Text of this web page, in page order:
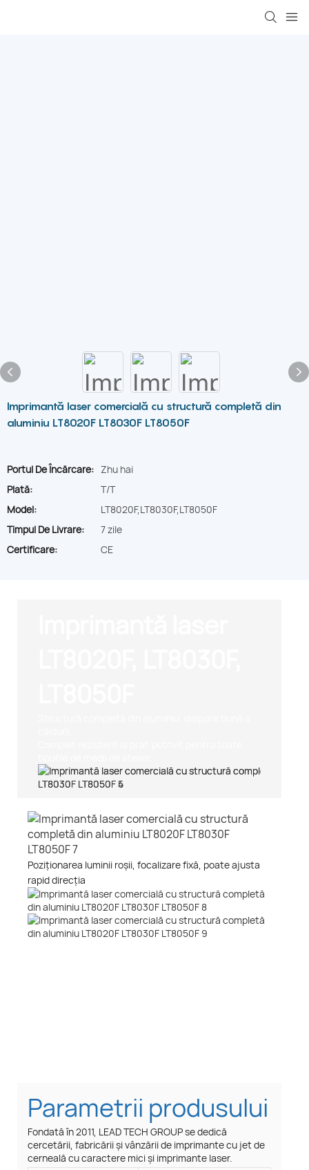
Imprimantă laser comercială cu structură completă din
aluminiu LT8020F LT8030F LT8050F
Portul De Încărcare: Zhu hai
Plată:
T/T
Model:
LT8020F,LT8030F,LT8050F
Timpul De Livrare:
7 zile
Certificare:
CE
Poziționarea luminii roșii, focalizare fixă, poate ajusta
rapid direcția
Parametrii produsului
Fondată în 2011, LEAD TECH GROUP se dedică
cercetării, fabricării și vânzării de imprimante cu jet de
cerneală cu caractere mici și imprimante laser.